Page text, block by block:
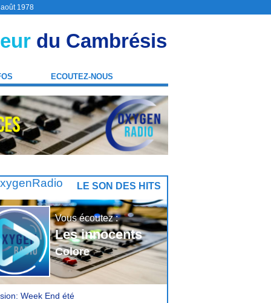
1978
du Cambrésis
ECOUTEZ-NOUS
LE SON DES HITS
Vous écoutez :
Les innocents
Colore
Week End été